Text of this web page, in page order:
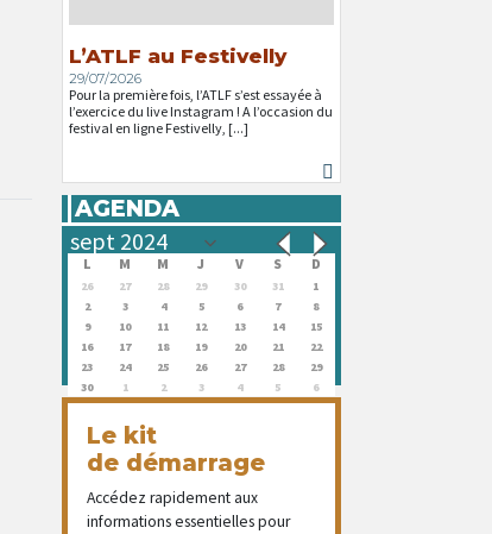
L’ATLF au Festivelly
29/07/2026
Pour la première fois, l’ATLF s’est essayée à
l’exercice du live Instagram ! A l’occasion du
festival en ligne Festivelly, [...]
AGENDA
L M M J V S D
26 27 28 29 30 31
1
2
3 4 5 6 7
8
9
10 11 12 13 14
15
16
17 18 19 20 21
22
23
24 25 26 27 28
29
30
1 2 3 4 5 6
Le kit
de démarrage
Accédez rapidement aux
informations essentielles pour